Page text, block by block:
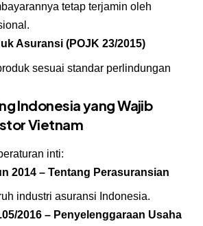
tetap terjamin oleh
Asuransi (POJK 23/2015)
sesuai standar perlindungan
Indonesia yang Wajib
Vietnam
inti:
2014 – Tentang Perasuransian
industri asuransi Indonesia.
2016 – Penyelenggaraan Usaha